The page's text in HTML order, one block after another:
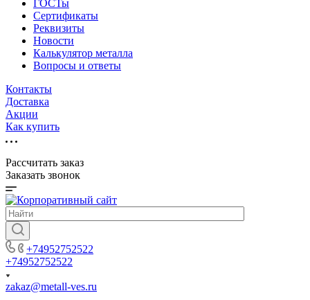
ГОСТы
Сертификаты
Реквизиты
Новости
Калькулятор металла
Вопросы и ответы
Контакты
Доставка
Акции
Как купить
Рассчитать заказ
Заказать звонок
+74952752522
+74952752522
zakaz@metall-ves.ru